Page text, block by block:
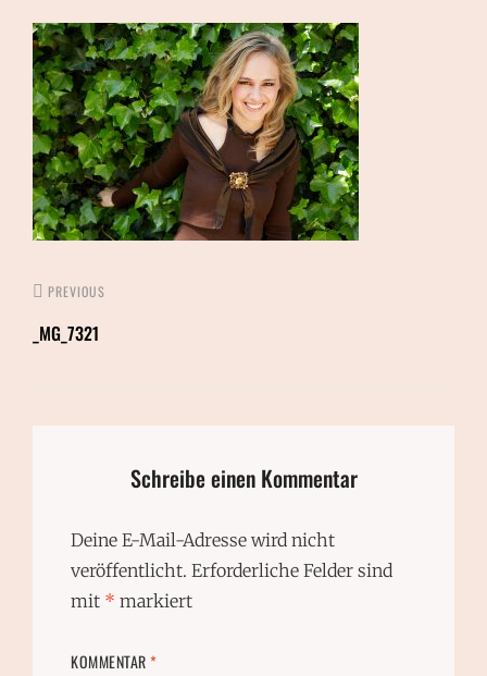
PREVIOUS
_MG_7321
Schreibe einen Kommentar
Deine E-Mail-Adresse wird nicht
veröffentlicht. Erforderliche Felder sind
mit * markiert
KOMMENTAR*